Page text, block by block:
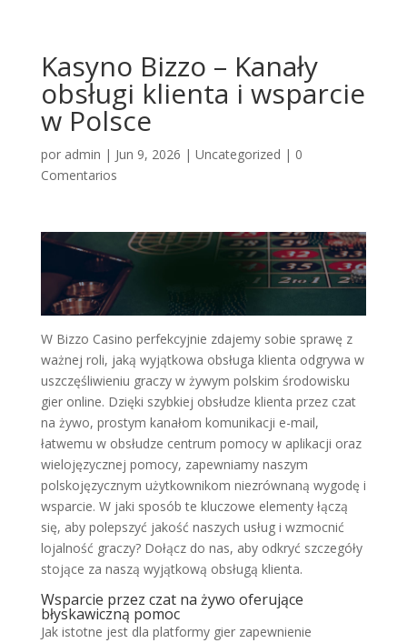
Kasyno Bizzo – Kanały
obsługi klienta i wsparcie
w Polsce
por admin | Jun 9, 2026 | Uncategorized | 0
Comentarios
W Bizzo Casino perfekcyjnie zdajemy sobie sprawę z
ważnej roli, jaką wyjątkowa obsługa klienta odgrywa w
uszczęśliwieniu graczy w żywym polskim środowisku
gier online. Dzięki szybkiej obsłudze klienta przez czat
na żywo, prostym kanałom komunikacji e-mail,
łatwemu w obsłudze centrum pomocy w aplikacji oraz
wielojęzycznej pomocy, zapewniamy naszym
polskojęzycznym użytkownikom niezrównaną wygodę i
wsparcie. W jaki sposób te kluczowe elementy łączą
się, aby polepszyć jakość naszych usług i wzmocnić
lojalność graczy? Dołącz do nas, aby odkryć szczegóły
stojące za naszą wyjątkową obsługą klienta.
Wsparcie przez czat na żywo oferujące
błyskawiczną pomoc
Jak istotne jest dla platformy gier zapewnienie